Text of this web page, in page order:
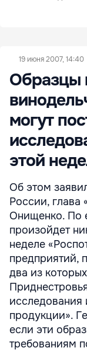
19 июня 2007, 14:40
Образцы
могут
этой
Об этом
России, глава
Онищенко. По
произойдет
неделе
предприятий,
два из
исследования
продукции».
если эти
требованиям